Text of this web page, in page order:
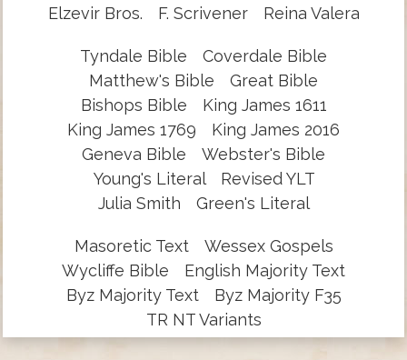
Elzevir Bros.
F. Scrivener Reina Valera
Tyndale Bible
Coverdale Bible
Matthew's Bible
Great Bible
Bishops Bible
King James 1611
King James 1769
King James 2016
Geneva Bible
Webster's Bible
Young's Literal
Revised YLT
Julia Smith
Green's Literal
Masoretic Text
Wessex Gospels
Wycliffe Bible
English Majority Text
Byz Majority Text
Byz Majority F35
TR NT Variants